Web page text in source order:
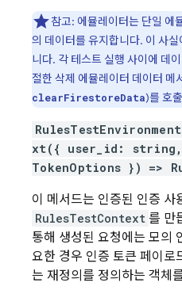
참고: 에뮬레이터는 단일 에
의 데이터를 유지합니다. 이 사
니다. 각 테스트 실행 사이에 데
절한 삭제 에뮬레이터 데이터 메
clearFirestoreData)를 호
xt({ user_id: string,
TokenOptions }) =>
이 메서드는 인증된 인증 사
RulesTestContext 를 만
통해 생성된 요청에는 모의
요한 경우 인증 토큰 페이로
는 재정의를 정의하는 객체